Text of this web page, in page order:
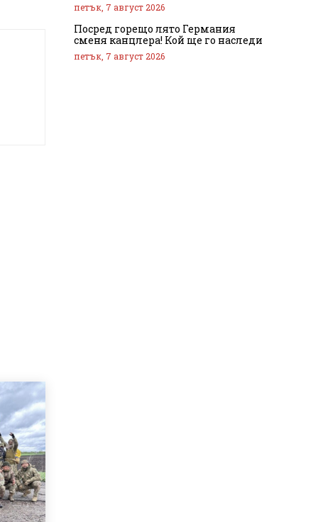
петък, 7 август 2026
Посред горещо лято Германия
сменя канцлера! Кой ще го наследи
петък, 7 август 2026